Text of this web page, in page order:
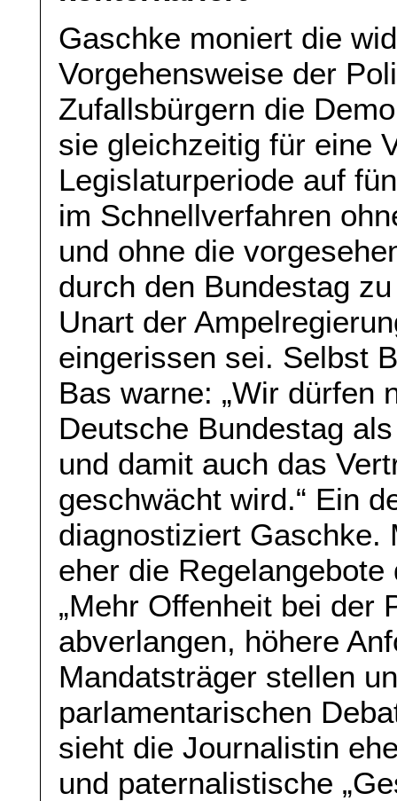
Gaschke moniert die
Vorgehensweise der
Zufallsbürgern die
sie gleichzeitig für eine
Legislaturperiode auf
im Schnellverfahren
und ohne die
durch den Bundestag
Unart der
eingerissen sei. Selbst
Bas warne: „Wir dürfen
Deutsche Bundestag
und damit auch das
geschwächt wird.“ Ein
diagnostiziert Gaschke.
eher die
„Mehr Offenheit bei der
abverlangen, höhere
Mandatsträger stellen
parlamentarischen
sieht die Journalistin
und paternalistische